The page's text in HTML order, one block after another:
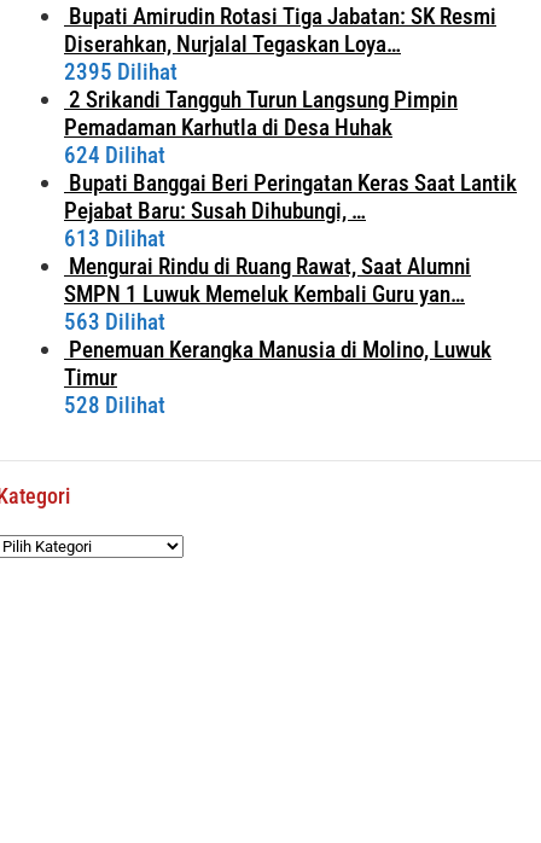
Bupati Amirudin Rotasi Tiga Jabatan: SK Resmi
Diserahkan, Nurjalal Tegaskan Loya…
2395 Dilihat
2 Srikandi Tangguh Turun Langsung Pimpin
Pemadaman Karhutla di Desa Huhak
624 Dilihat
Bupati Banggai Beri Peringatan Keras Saat Lantik
Pejabat Baru: Susah Dihubungi, …
613 Dilihat
Mengurai Rindu di Ruang Rawat, Saat Alumni
SMPN 1 Luwuk Memeluk Kembali Guru yan…
563 Dilihat
Penemuan Kerangka Manusia di Molino, Luwuk
Timur
528 Dilihat